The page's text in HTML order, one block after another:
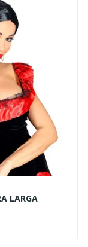
LARGA